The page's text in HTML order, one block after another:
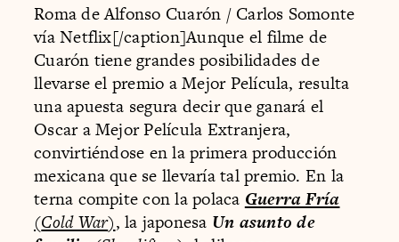
Roma de Alfonso Cuarón / Carlos Somonte
vía Netflix[/caption]Aunque el filme de
Cuarón tiene grandes posibilidades de
llevarse el premio a Mejor Película, resulta
una apuesta segura decir que ganará el
Oscar a Mejor Película Extranjera,
convirtiéndose en la primera producción
mexicana que se llevaría tal premio. En la
terna compite con la polaca Guerra Fría
(Cold War), la japonesa Un asunto de